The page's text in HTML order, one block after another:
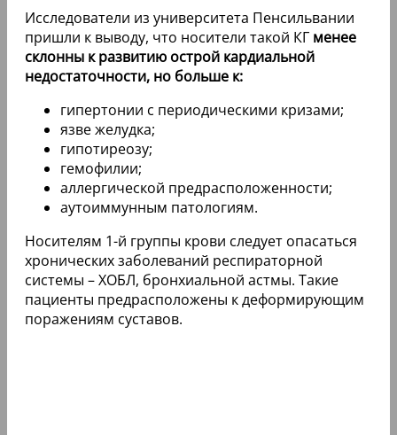
Исследователи из университета Пенсильвании
пришли к выводу, что носители такой КГ менее
склонны к развитию острой кардиальной
недостаточности, но больше к:
гипертонии с периодическими кризами;
язве желудка;
гипотиреозу;
гемофилии;
аллергической предрасположенности;
аутоиммунным патологиям.
Носителям 1-й группы крови следует опасаться
хронических заболеваний респираторной
системы – ХОБЛ, бронхиальной астмы. Такие
пациенты предрасположены к деформирующим
поражениям суставов.